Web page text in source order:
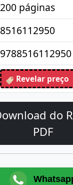
200 páginas
8516112950
9788516112950
Revelar preço
do
PDF